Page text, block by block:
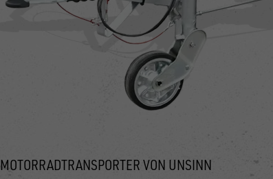
MOTORRADTRANSPORTER VON UNSINN